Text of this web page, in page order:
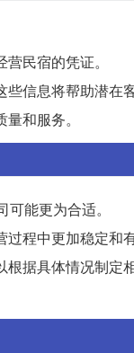
民宿的凭证。
信息将帮助潜在
和服务。
能更为合适。
程中更加稳定和有
据具体情况制定